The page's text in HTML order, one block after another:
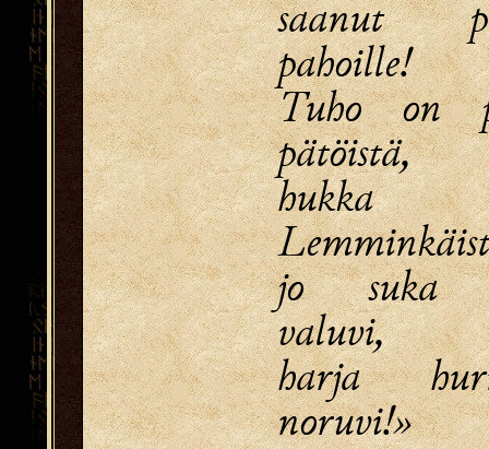
saanut
pahoille!
Tuho on
pätöistä,
hukka
jo suka
valuvi,
harja
noruvi!»